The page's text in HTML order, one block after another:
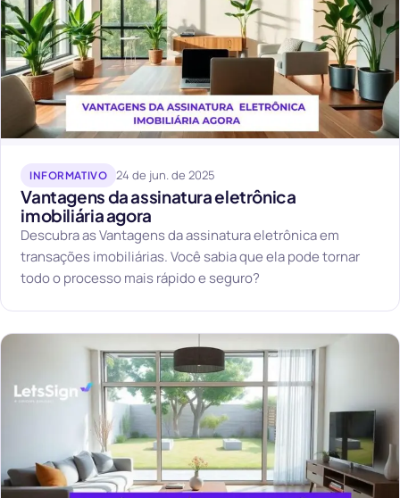
INFORMATIVO 24 de jun. de 2025
Vantagens da assinatura eletrônica
imobiliária agora
Descubra as Vantagens da assinatura eletrônica em
transações imobiliárias. Você sabia que ela pode tornar
todo o processo mais rápido e seguro?